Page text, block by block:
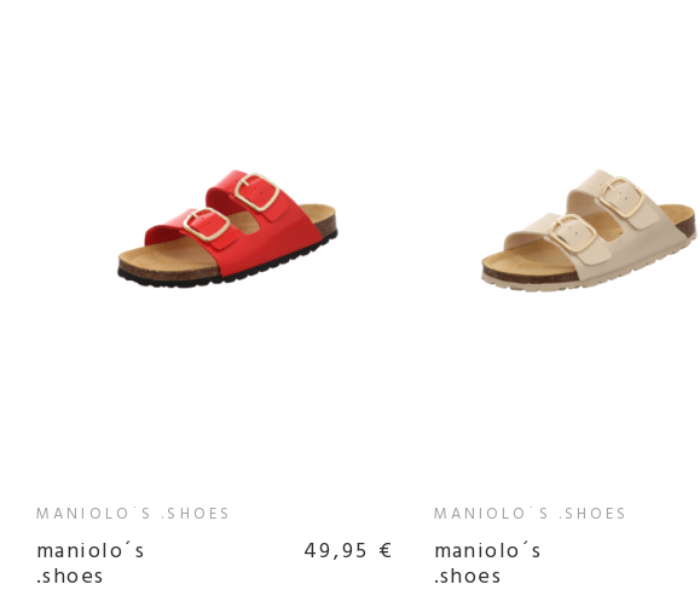
MANIOLO´S .SHOES
maniolo´s
.shoes
49,95 €
MANIOLO´S .SHOES
maniolo´s
.shoes